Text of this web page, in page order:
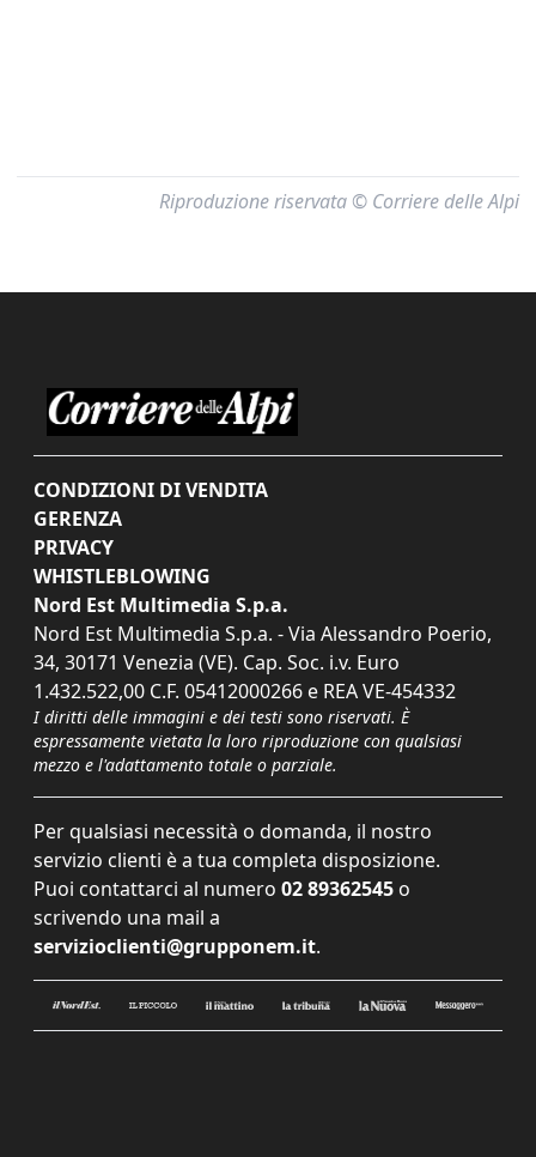
Riproduzione riservata © Corriere delle Alpi
CONDIZIONI DI VENDITA
GERENZA
PRIVACY
WHISTLEBLOWING
Nord Est Multimedia S.p.a.
Nord Est Multimedia S.p.a. - Via Alessandro Poerio,
34, 30171 Venezia (VE). Cap. Soc. i.v. Euro
1.432.522,00 C.F. 05412000266 e REA VE-454332
I diritti delle immagini e dei testi sono riservati. È
espressamente vietata la loro riproduzione con qualsiasi
mezzo e l'adattamento totale o parziale.
Per qualsiasi necessità o domanda, il nostro
servizio clienti è a tua completa disposizione.
Puoi contattarci al numero 02 89362545 o
scrivendo una mail a
servizioclienti@grupponem.it.